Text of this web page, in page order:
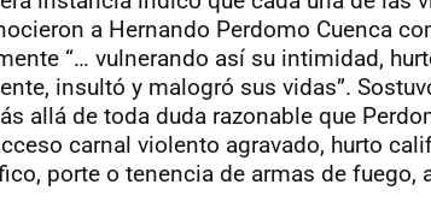
a Hernando Perdomo Cuenca
“… vulnerando así su intimidad,
insultó y malogró sus vidas”.
allá de toda duda razonable que
carnal violento agravado, hurto
porte o tenencia de armas de fuego,